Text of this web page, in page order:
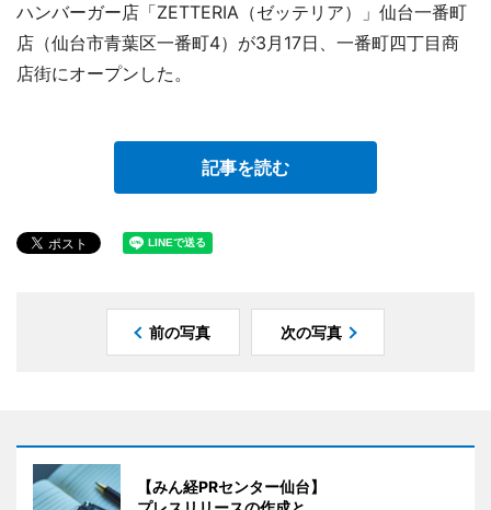
ハンバーガー店「ZETTERIA（ゼッテリア）」仙台一番町
店（仙台市青葉区一番町4）が3月17日、一番町四丁目商
店街にオープンした。
記事を読む
前の写真 次の写真
【みん経PRセンター仙台】